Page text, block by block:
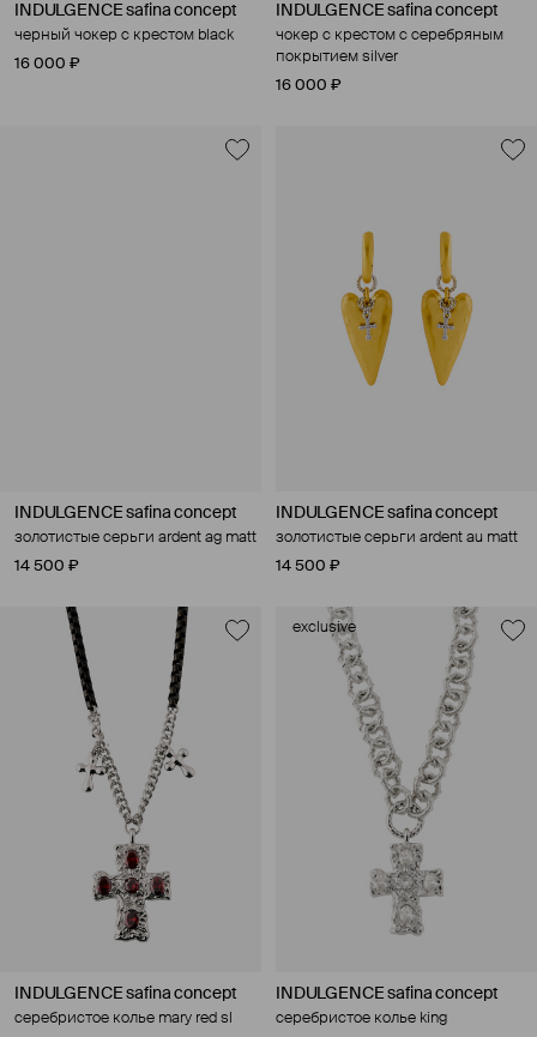
INDULGENCE safina concept
черный чокер с крестом black
16 000 ₽
INDULGENCE safina concept
чокер с крестом с серебряным
покрытием silver
16 000 ₽
INDULGENCE safina concept
золотистые серьги ardent ag matt
14 500 ₽
INDULGENCE safina concept
золотистые серьги ardent au matt
14 500 ₽
INDULGENCE safina concept
серебристое колье mary red sl
exclusive
INDULGENCE safina concept
серебристое колье king